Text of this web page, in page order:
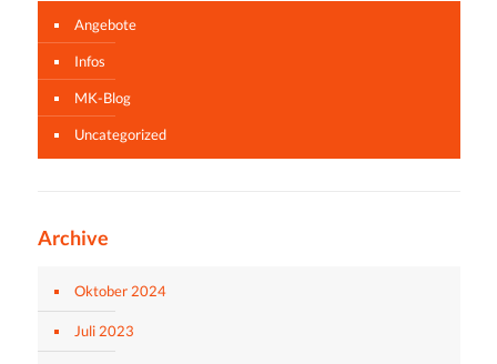
Angebote
Infos
MK-Blog
Uncategorized
Archive
Oktober 2024
Juli 2023